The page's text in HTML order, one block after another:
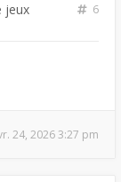
jeux
6
24, 2026 3:27 pm